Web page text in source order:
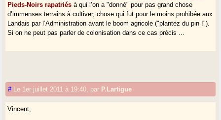
Pieds-Noirs rapatriés à qui l’on a "donné" pour pas grand chose
d’immenses terrains à cultiver, chose qui fut pour le moins prohibée aux
Landais par l’Administration avant le boom agricole ("plantez du pin !").
Si on ne peut pas parler de colonisation dans ce cas précis ...
# Le 1er juillet 2011 à 19:40 par P.Lartigue
Vincent,